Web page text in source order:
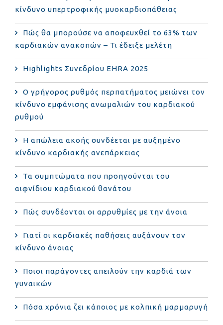
κίνδυνο υπερτροφικής μυοκαρδιοπάθειας
Πώς θα μπορούσε να αποφευχθεί το 63% των
καρδιακών ανακοπών – Τι έδειξε μελέτη
Highlights Συνεδρίου EHRA 2025
Ο γρήγορος ρυθμός περπατήματος μειώνει τον
κίνδυνο εμφάνισης ανωμαλιών του καρδιακού
ρυθμού
Η απώλεια ακοής συνδέεται με αυξημένο
κίνδυνο καρδιακής ανεπάρκειας
Τα συμπτώματα που προηγούνται του
αιφνίδιου καρδιακού θανάτου
Πώς συνδέονται οι αρρυθμίες με την άνοια
Γιατί οι καρδιακές παθήσεις αυξάνουν τον
κίνδυνο άνοιας
Ποιοι παράγοντες απειλούν την καρδιά των
γυναικών
Πόσα χρόνια ζει κάποιος με κολπική μαρμαρυγή